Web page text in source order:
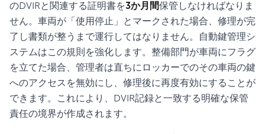
のDVIRと関連する証明書を3か月間保管しなければなりま
せん。車両が「使用停止」とマークされた場合、修理が完
了し書類が整うまで運行してはなりません。自動鍵管理シ
ステムはこの規則を強化します。整備部門が車両にフラグ
を立てた場合、管理者は直ちにロッカーでのその車両の鍵
へのアクセスを無効にし、修理後に再度有効にすることが
できます。これにより、DVIR記録と一致する明確な保管
責任の境界が作成されます。